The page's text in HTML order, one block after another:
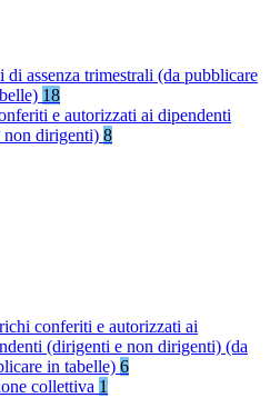
di assenza trimestrali (da pubblicare
18
e autorizzati ai dipendenti
non dirigenti) 8
conferiti e autorizzati ai
(dirigenti e non dirigenti) (da
in tabelle) 6
collettiva 1